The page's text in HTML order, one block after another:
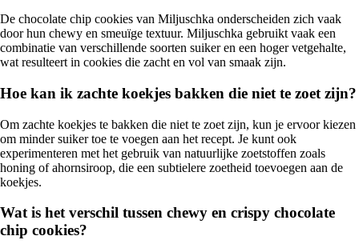
De chocolate chip cookies van Miljuschka onderscheiden zich vaak
door hun chewy en smeuïge textuur. Miljuschka gebruikt vaak een
combinatie van verschillende soorten suiker en een hoger vetgehalte,
wat resulteert in cookies die zacht en vol van smaak zijn.
Hoe kan ik zachte koekjes bakken die niet te zoet zijn?
Om zachte koekjes te bakken die niet te zoet zijn, kun je ervoor kiezen
om minder suiker toe te voegen aan het recept. Je kunt ook
experimenteren met het gebruik van natuurlijke zoetstoffen zoals
honing of ahornsiroop, die een subtielere zoetheid toevoegen aan de
koekjes.
Wat is het verschil tussen chewy en crispy chocolate
chip cookies?